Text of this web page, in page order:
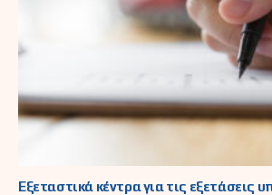
Εξεταστικά κέντρα για τις εξετάσεις